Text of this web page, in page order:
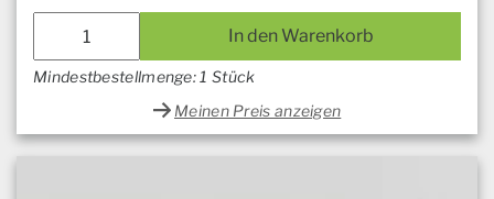
In den Warenkorb
Mindestbestellmenge: 1 Stück
Meinen Preis anzeigen